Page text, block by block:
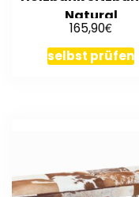
Natural
165,90€
selbst prüfen